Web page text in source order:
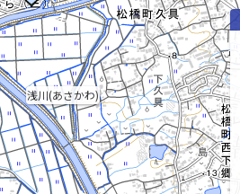
浅川(あさかわ)